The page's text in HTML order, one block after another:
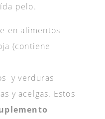
pelo.
en alimentos
(contiene
y verduras
y acelgas. Estos